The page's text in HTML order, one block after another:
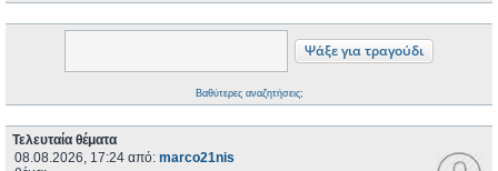
Βαθύτερες αναζητήσεις;
Τελευταία θέματα
08.08.2026, 17:24 από: marco21nis